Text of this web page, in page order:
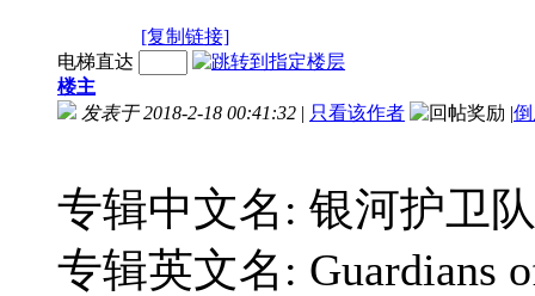
[复制链接]
电梯直达
楼主
发表于 2018-2-18 00:41:32 | 只看该作者 |
专辑中文名: 银河护卫队
专辑英文名: Guardians